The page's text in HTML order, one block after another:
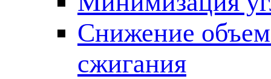
Снижение
сжигания